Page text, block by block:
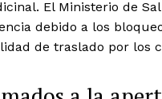
El Ministerio de
debido a los
de traslado por los